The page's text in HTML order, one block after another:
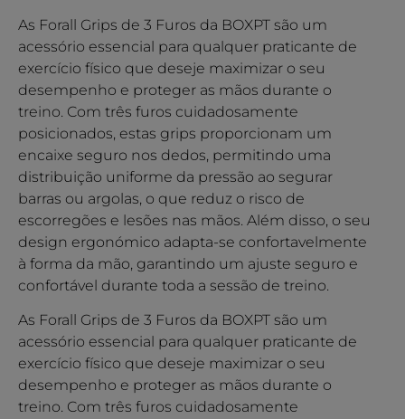
As Forall Grips de 3 Furos da BOXPT são um
acessório essencial para qualquer praticante de
exercício físico que deseje maximizar o seu
desempenho e proteger as mãos durante o
treino. Com três furos cuidadosamente
posicionados, estas grips proporcionam um
encaixe seguro nos dedos, permitindo uma
distribuição uniforme da pressão ao segurar
barras ou argolas, o que reduz o risco de
escorregões e lesões nas mãos. Além disso, o seu
design ergonómico adapta-se confortavelmente
à forma da mão, garantindo um ajuste seguro e
confortável durante toda a sessão de treino.
As Forall Grips de 3 Furos da BOXPT são um
acessório essencial para qualquer praticante de
exercício físico que deseje maximizar o seu
desempenho e proteger as mãos durante o
treino. Com três furos cuidadosamente